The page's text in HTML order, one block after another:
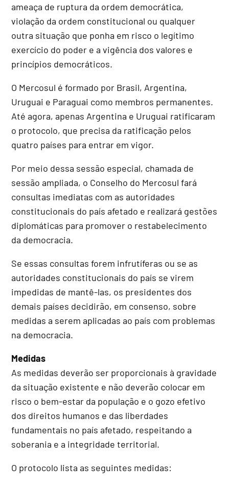
ameaça de ruptura da ordem democrática,
violação da ordem constitucional ou qualquer
outra situação que ponha em risco o legítimo
exercício do poder e a vigência dos valores e
princípios democráticos.
O Mercosul é formado por Brasil, Argentina,
Uruguai e Paraguai como membros permanentes.
Até agora, apenas Argentina e Uruguai ratificaram
o protocolo, que precisa da ratificação pelos
quatro países para entrar em vigor.
Por meio dessa sessão especial, chamada de
sessão ampliada, o Conselho do Mercosul fará
consultas imediatas com as autoridades
constitucionais do país afetado e realizará gestões
diplomáticas para promover o restabelecimento
da democracia.
Se essas consultas forem infrutíferas ou se as
autoridades constitucionais do país se virem
impedidas de mantê-las, os presidentes dos
demais países decidirão, em consenso, sobre
medidas a serem aplicadas ao país com problemas
na democracia.
Medidas
As medidas deverão ser proporcionais à gravidade
da situação existente e não deverão colocar em
risco o bem-estar da população e o gozo efetivo
dos direitos humanos e das liberdades
fundamentais no país afetado, respeitando a
soberania e a integridade territorial.
O protocolo lista as seguintes medidas: